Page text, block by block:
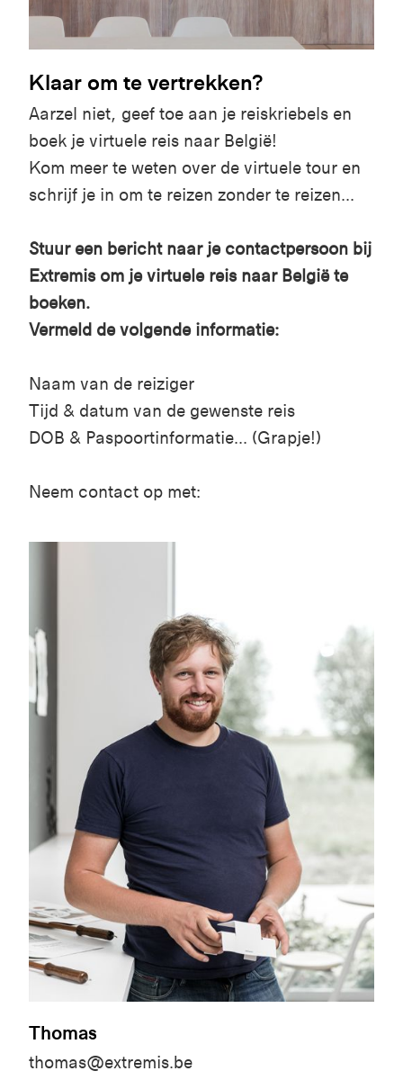
Klaar om te vertrekken?
Aarzel niet, geef toe aan je reiskriebels en
boek je virtuele reis naar België!
Kom meer te weten over de virtuele tour en
schrijf je in om te reizen zonder te reizen...
Stuur een bericht naar je contactpersoon bij
Extremis om je virtuele reis naar België te
boeken.
Vermeld de volgende informatie:
Naam van de reiziger
Tijd & datum van de gewenste reis
DOB & Paspoortinformatie... (Grapje!)
Neem contact op met:
Thomas
thomas@extremis.be